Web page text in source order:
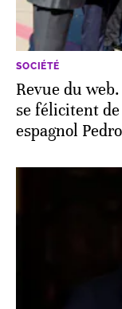
SOCIÉTÉ
Revue du
se félicitent
espagnol